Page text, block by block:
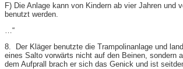
F) Die Anlage kann von Kindern ab vier Jahren und
benutzt werden.
…“
8. Der Kläger benutzte die Trampolinanlage und
eines Salto vorwärts nicht auf den Beinen, sondern
dem Aufprall brach er sich das Genick und ist